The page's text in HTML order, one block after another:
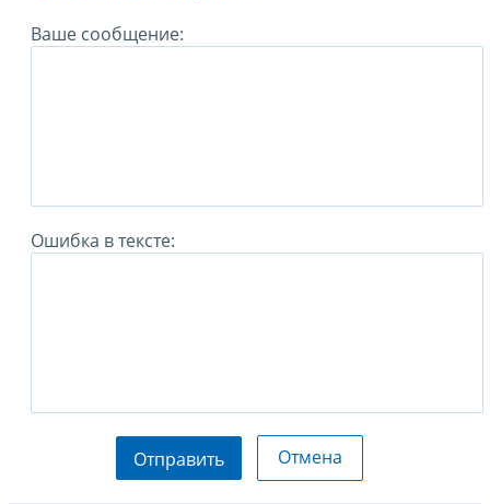
Ваше сообщение:
Ошибка в тексте:
Отправить Отмена